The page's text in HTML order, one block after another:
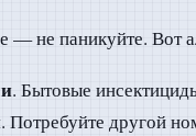
— не паникуйте. Вот
. Бытовые
. Потребуйте другой